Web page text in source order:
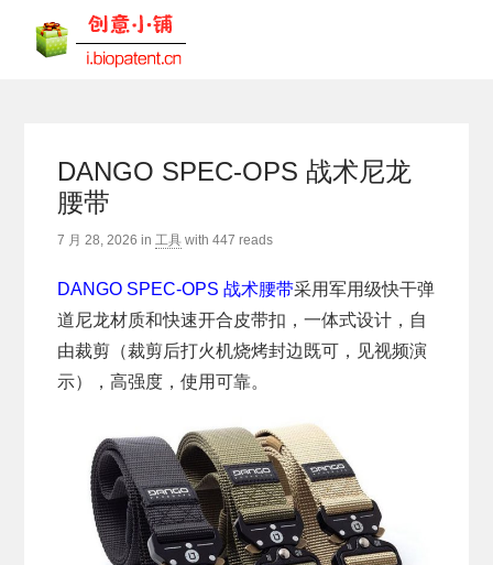
DANGO SPEC-OPS 战术尼龙
腰带
7 月 28, 2026 in工具 with447 reads
DANGO SPEC-OPS 战术腰带采用军用级快干弹
道尼龙材质和快速开合皮带扣，一体式设计，自
由裁剪（裁剪后打火机烧烤封边既可，见视频演
示），高强度，使用可靠。